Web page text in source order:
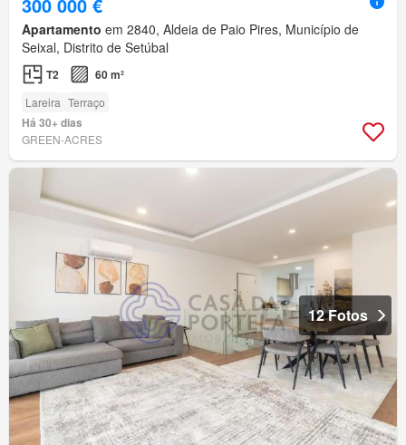
300 000 €
Apartamento em 2840, Aldeia de Paio Pires, Município de
Seixal, Distrito de Setúbal
T2 60 m²
Lareira Terraço
Há 30+ dias
GREEN-ACRES
12 Fotos